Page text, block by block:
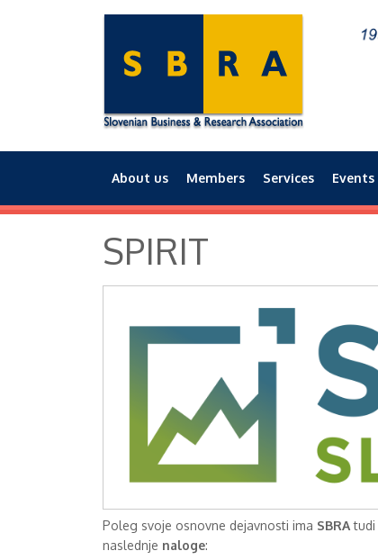
Main menu
About us Members Services Events
SPIRIT
Poleg svoje osnovne dejavnosti ima SBRAtudi
naslednje naloge: